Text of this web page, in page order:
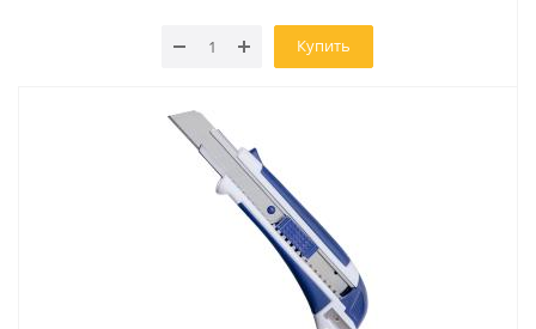
Купить